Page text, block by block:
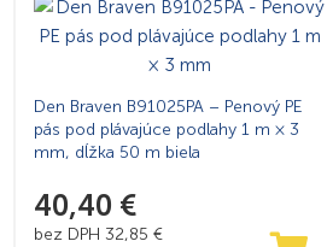
Den Braven B91025PA – Penový PE
pás pod plávajúce podlahy 1 m × 3
mm, dĺžka 50 m biela
40,40 €
bez DPH 32,85 €